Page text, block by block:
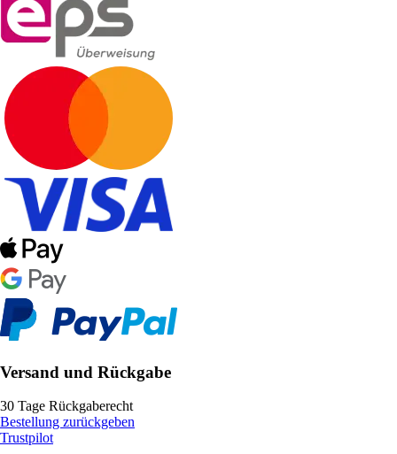
Versand und Rückgabe
30 Tage Rückgaberecht
Bestellung zurückgeben
Trustpilot